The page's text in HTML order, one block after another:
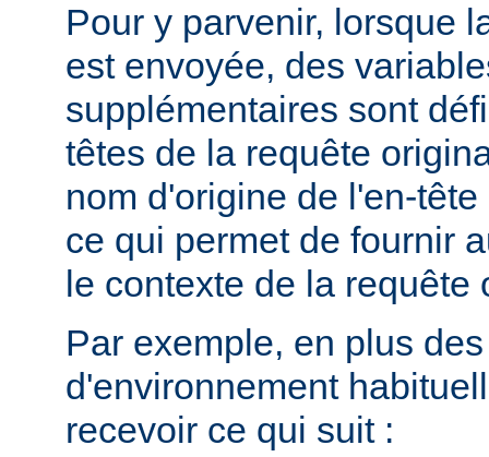
Pour y parvenir, lorsque
est envoyée, des
supplémentaires sont
têtes de la requête
nom d'origine de l'en-
ce qui permet de fournir
le contexte de la requête
Par exemple, en plus
d'environnement
recevoir ce qui suit :